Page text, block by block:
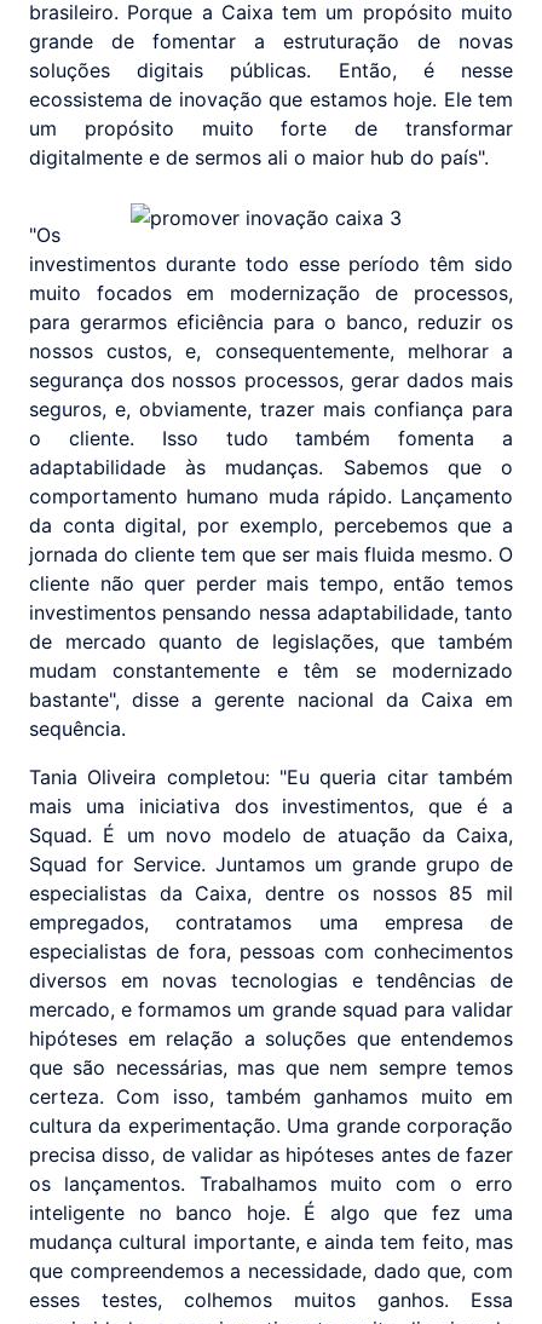
brasileiro. Porque a Caixa tem um propósito muito
grande de fomentar a estruturação de novas
soluções digitais públicas. Então, é nesse
ecossistema de inovação que estamos hoje. Ele tem
um propósito muito forte de transformar
digitalmente e de sermos ali o maior hub do país".
"Os
investimentos durante todo esse período têm sido
muito focados em modernização de processos,
para gerarmos eficiência para o banco, reduzir os
nossos custos, e, consequentemente, melhorar a
segurança dos nossos processos, gerar dados mais
seguros, e, obviamente, trazer mais confiança para
o cliente. Isso tudo também fomenta a
adaptabilidade às mudanças. Sabemos que o
comportamento humano muda rápido. Lançamento
da conta digital, por exemplo, percebemos que a
jornada do cliente tem que ser mais fluida mesmo. O
cliente não quer perder mais tempo, então temos
investimentos pensando nessa adaptabilidade, tanto
de mercado quanto de legislações, que também
mudam constantemente e têm se modernizado
bastante", disse a gerente nacional da Caixa em
sequência.
Tania Oliveira completou: "Eu queria citar também
mais uma iniciativa dos investimentos, que é a
Squad. É um novo modelo de atuação da Caixa,
Squad for Service. Juntamos um grande grupo de
especialistas da Caixa, dentre os nossos 85 mil
empregados, contratamos uma empresa de
especialistas de fora, pessoas com conhecimentos
diversos em novas tecnologias e tendências de
mercado, e formamos um grande squad para validar
hipóteses em relação a soluções que entendemos
que são necessárias, mas que nem sempre temos
certeza. Com isso, também ganhamos muito em
cultura da experimentação. Uma grande corporação
precisa disso, de validar as hipóteses antes de fazer
os lançamentos. Trabalhamos muito com o erro
inteligente no banco hoje. É algo que fez uma
mudança cultural importante, e ainda tem feito, mas
que compreendemos a necessidade, dado que, com
esses testes, colhemos muitos ganhos. Essa